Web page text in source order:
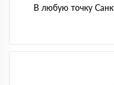
В любую точку